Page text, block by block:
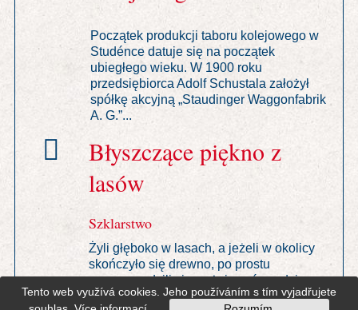
Początek produkcji taboru kolejowego w
Studénce datuje się na początek
ubiegłego wieku. W 1900 roku
przedsiębiorca Adolf Schustala założył
spółkę akcyjną „Staudinger Waggonfabrik
A. G.”...
Błyszczące piękno z
lasów
Szklarstwo
Żyli głęboko w lasach, a jeżeli w okolicy
skończyło się drewno, po prostu
przeprowadzili się wyżej w góry, gdzie
zbudowali nowe domki i pracowali dalej
Tento web využívá cookies. Jeho používáním s tím vyjadřujete